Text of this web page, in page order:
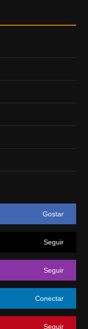
Gostar
Seguir
Seguir
Conectar
Seguir